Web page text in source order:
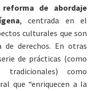
de abordaje
, centrada en el
culturales que son
de derechos. En otras
de prácticas (como
como
que “enriquecen a la